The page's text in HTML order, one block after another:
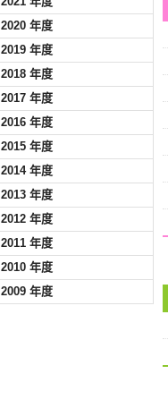
2020 年度
2019 年度
2018 年度
2017 年度
2016 年度
2015 年度
2014 年度
2013 年度
2012 年度
2011 年度
2010 年度
2009 年度